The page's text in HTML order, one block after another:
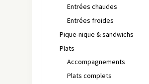
Entrées chaudes
Entrées froides
Pique-nique & sandwichs
Plats
Accompagnements
Plats complets